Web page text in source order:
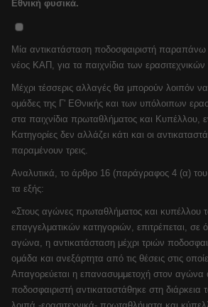
Εθνική φυσικά.
Μία αντικατάσταση ποδοσφαιριστή
νέος ΚΑΠ, για τα παιχνίδια των
Μέχρι τέσσερις αλλαγές θα μπορούν λοιπόν
ομάδες της Γ' ΕΘνικής και των υπόλοιπων
στα παιχνίδια πρωταθλήματος και Κυπέλλου,
Κατηγορίες δεν αλλάζει κάτι και οι
παραμένουν τρεις.
Αναλυτικά, το άρθρο 16 (παράγραφος 4 (α)
τα εξής:
«Στους αγώνες πρωταθλήματος και κυπέλλου
επαγγελματικών κατηγοριών, επιτρέπεται, σε
αγώνα, η αντικατάσταση μέχρι τριών
ομάδα και ανεξάρτητα από τις θέσεις στις
Απαγορεύεται η επανασυμμετοχή στον αγώνα
ποδοσφαιριστή αντικαταστάθηκε στη